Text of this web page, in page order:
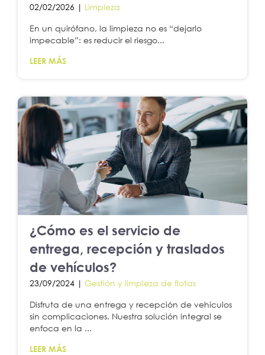
02/02/2026 | Limpieza
En un quirófano, la limpieza no es “dejarlo
impecable”: es reducir el riesgo...
LEER MÁS
¿Cómo es el servicio de
entrega, recepción y traslados
de vehículos?
23/09/2024 | Gestión y limpieza de flotas
Disfruta de una entrega y recepción de vehículos
sin complicaciones. Nuestra solución integral se
enfoca en la ...
LEER MÁS